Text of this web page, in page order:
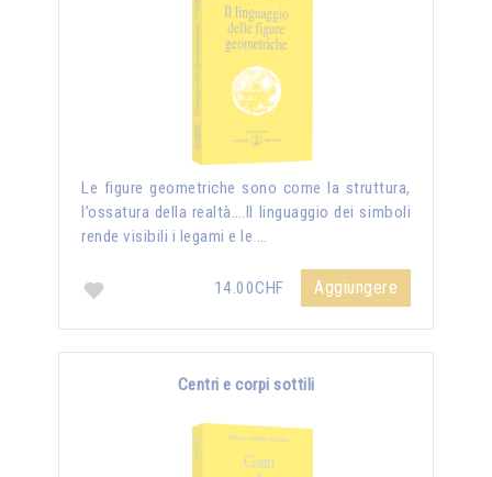
Le figure geometriche sono come la struttura,
l’ossatura della realtà….Il linguaggio dei simboli
rende visibili i legami e le …
14.00CHF Aggiungere
Centri e corpi sottili